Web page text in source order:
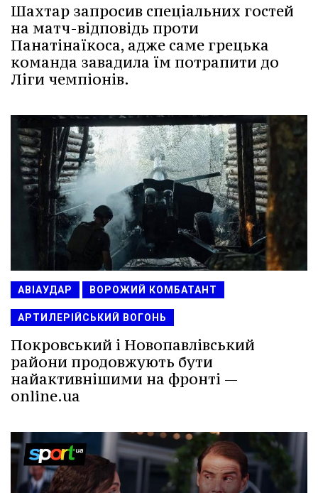
Шахтар запросив спеціальних гостей
на матч-відповідь проти
Панатінаїкоса, адже саме грецька
команда завадила їм потрапити до
Ліги чемпіонів.
АВІАУДАР ВОРОЖИЙ КОМБАТАНТ
АРТИЛЕРІЙСЬКИЙ ВОГОНЬ
Покровський і Новопавлівський
райони продовжують бути
найактивнішими на фронті —
online.ua